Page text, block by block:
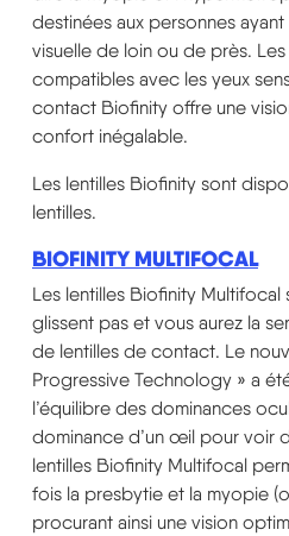
destinées aux personnes
visuelle de loin ou de près.
compatibles avec les yeux
contact Biofinity offre une
confort inégalable.
Les lentilles Biofinity sont
lentilles.
BIOFINITY MULTIFOCAL
Les lentilles Biofinity Multifocal
glissent pas et vous aurez la
de lentilles de contact. Le
Progressive Technology » a
l’équilibre des dominances
dominance d’un œil pour voir
lentilles Biofinity Multifocal
fois la presbytie et la myopie
procurant ainsi une vision